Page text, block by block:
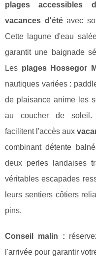
plages accessibles
vacances d'étéavec
Cette lagune d'eau
garantit une baignade
Les plages Hossegor
nautiques variées :
de plaisance anime les
au coucher de soleil.
facilitent l'accès aux
combinant détente
deux perles landaises
véritables escapades
leurs sentiers côtiers
pins.
Conseil malin :
l'arrivée pour garantir